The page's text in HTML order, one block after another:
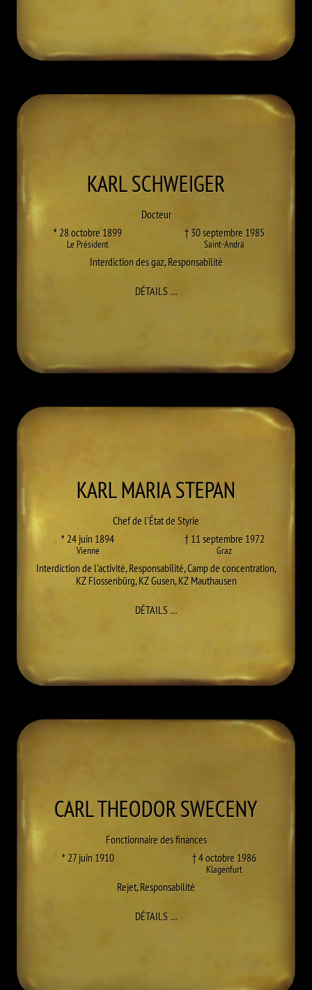
KARLSCHWEIGER
Docteur
* 28 octobre 1899
Le Président
† 30 septembre 1985
Saint-Andrä
Interdiction des gaz,Responsabilité
DÉTAILS…À KARL SCHWEIGER
KARL MARIASTEPAN
Chef de l'État de Styrie
* 24 juin 1894
Vienne
† 11 septembre 1972
Graz
Interdiction de l'activité,Responsabilité,Camp de concentration,
KZ Flossenbürg,KZ Gusen,KZ Mauthausen
DÉTAILS…À KARL MARIA STEPAN
CARL THEODORSWECENY
Fonctionnaire des finances
* 27 juin 1910
† 4 octobre 1986
Klagenfurt
Rejet,Responsabilité
DÉTAILS…À CARL THEODOR SWECENY